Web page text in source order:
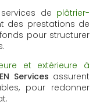
de plâtrier-
des prestations de
pour structurer
et extérieure à
Services assurent
pour redonner